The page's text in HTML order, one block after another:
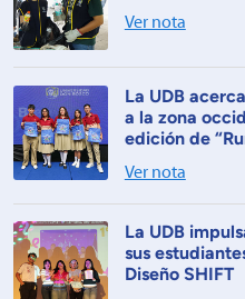
Ver nota
La UDB
a la zona
edición de
Ver nota
La UDB
sus
Diseño SHIFT